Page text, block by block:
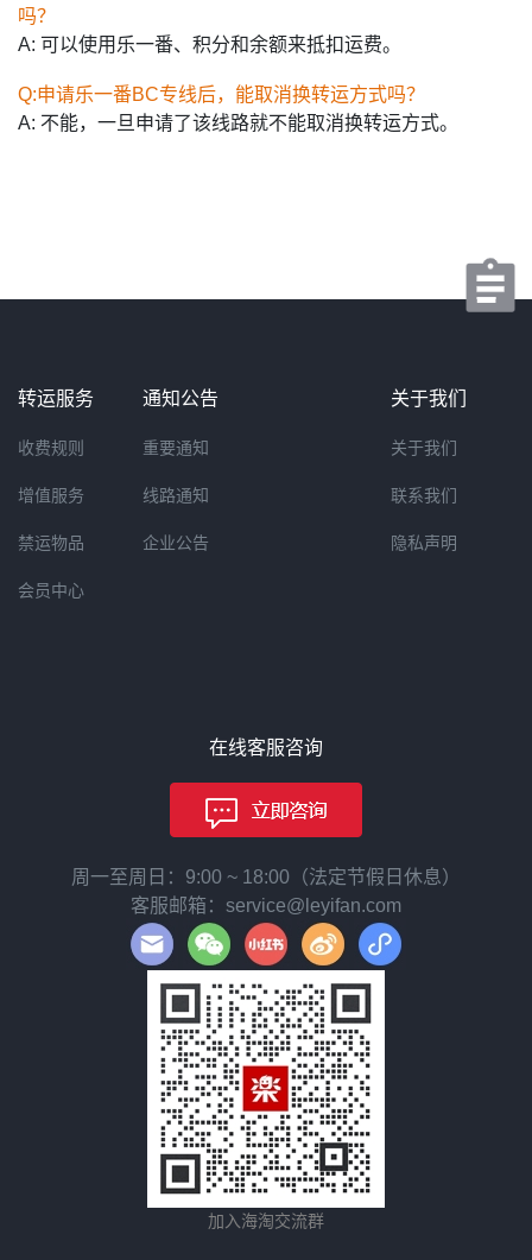
吗？
A: 可以使用乐一番、积分和余额来抵扣运费。
Q:申请乐一番BC专线后，能取消换转运方式吗？
A: 不能，一旦申请了该线路就不能取消换转运方式。
转运服务
收费规则
增值服务
禁运物品
会员中心
通知公告
重要通知
线路通知
企业公告
关于我们
关于我们
联系我们
隐私声明
在线客服咨询
周一至周日：9:00 ~ 18:00（法定节假日休息）
客服邮箱：service@leyifan.com
加入海淘交流群